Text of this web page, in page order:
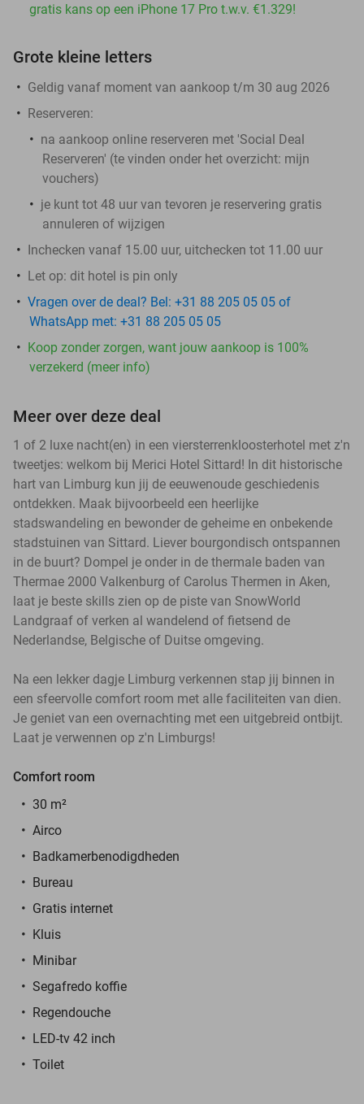
gratis kans op een iPhone 17 Pro t.w.v. €1.329!
Grote kleine letters
Geldig vanaf moment van aankoop t/m 30 aug 2026
Reserveren:
na aankoop online reserveren met 'Social Deal
Reserveren' (te vinden onder het overzicht: mijn
vouchers)
je kunt tot 48 uur van tevoren je reservering gratis
annuleren of wijzigen
Inchecken vanaf 15.00 uur, uitchecken tot 11.00 uur
Let op: dit hotel is pin only
Vragen over de deal? Bel: +31 88 205 05 05 of
WhatsApp met: +31 88 205 05 05
Koop zonder zorgen, want jouw aankoop is 100%
verzekerd (meer info)
Meer over deze deal
1 of 2 luxe nacht(en) in een viersterrenkloosterhotel met z'n
tweetjes: welkom bij Merici Hotel Sittard! In dit historische
hart van Limburg kun jij de eeuwenoude geschiedenis
ontdekken. Maak bijvoorbeeld een heerlijke
stadswandeling en bewonder de geheime en onbekende
stadstuinen van Sittard. Liever bourgondisch ontspannen
in de buurt? Dompel je onder in de thermale baden van
Thermae 2000 Valkenburg of Carolus Thermen in Aken,
laat je beste skills zien op de piste van SnowWorld
Landgraaf of verken al wandelend of fietsend de
Nederlandse, Belgische of Duitse omgeving.
Na een lekker dagje Limburg verkennen stap jij binnen in
een sfeervolle comfort room met alle faciliteiten van dien.
Je geniet van een overnachting met een uitgebreid ontbijt.
Laat je verwennen op z'n Limburgs!
Comfort room
30 m²
Airco
Badkamerbenodigdheden
Bureau
Gratis internet
Kluis
Minibar
Segafredo koffie
Regendouche
LED-tv 42 inch
Toilet